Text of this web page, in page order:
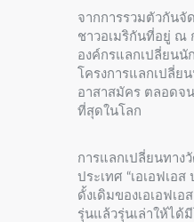
จากการรวมตัวกันจั
ชาวอเมริกันที่อยู่ ณ
องค์กรแลกเปลี่ยนนั
โครงการแลกเปลี่ย
อาสาสมัคร ตลอดจ
ที่สุดในโลก
การแลกเปลี่ยนทาง
ประเทศ “เอเอฟเ
ดั้งเดิมของเอเอฟเ
รุ่นแล้วรุ่นเล่าให้ได้